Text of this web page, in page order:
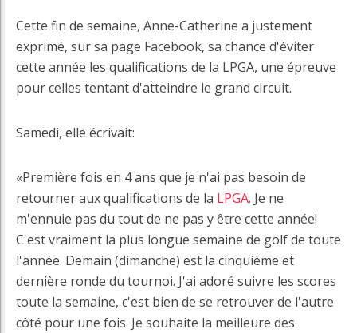
Cette fin de semaine, Anne-Catherine a justement
exprimé, sur sa page Facebook, sa chance d'éviter
cette année les qualifications de la LPGA, une épreuve
pour celles tentant d'atteindre le grand circuit.
Samedi, elle écrivait:
«Première fois en 4 ans que je n'ai pas besoin de
retourner aux qualifications de la LPGA. Je ne
m'ennuie pas du tout de ne pas y être cette année!
C'est vraiment la plus longue semaine de golf de toute
l'année. Demain (dimanche) est la cinquième et
dernière ronde du tournoi. J'ai adoré suivre les scores
toute la semaine, c'est bien de se retrouver de l'autre
côté pour une fois. Je souhaite la meilleure des